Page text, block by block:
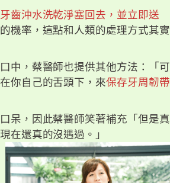
齒沖水洗乾淨塞回去，並立即送
機率，這點和人類的處理方式其實
中，蔡醫師也提供其他方法：「可
你自己的舌頭下，來保存牙周韌帶
呆，因此蔡醫師笑著補充「但是真
在還真的沒遇過。」